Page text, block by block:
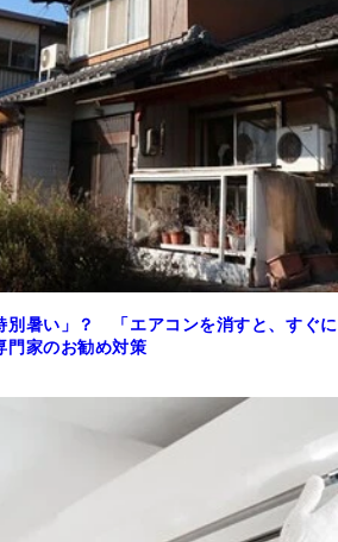
別暑い」？ 「エアコンを消すと、すぐに
門家のお勧め対策